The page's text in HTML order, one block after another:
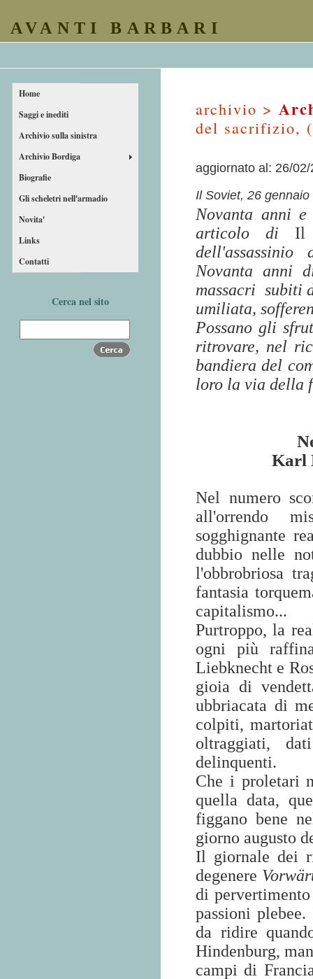
AVANTI BARBARI
Home
Saggi e inediti
Archivio sulla sinistra
Archivio Bordiga
Biografie
Gli scheletri nell'armadio
Novita'
Links
Contatti
Cerca nel sito
archivio >
del sacrifizio,
aggiornato al: 26/02/
Il Soviet, 26 gennaio
Novanta anni e
articolo di Il
Novanta anni
massacri subiti
umiliata,
Possano gli
ritrovare, nel
bandiera del
loro la via della
Karl
Nel numero
all'orrendo
sogghignante
dubbio nelle
l'obbrobriosa
fantasia
capitalismo...
Purtroppo, la
ogni più
Liebknecht e
gioia di
ubbriacata di
colpiti,
oltraggiati,
delinquenti.
Che i proletari
quella data,
figgano bene
giorno augusto
Il giornale dei
degenere
di
passioni
da ridire
Hindenburg,
campi di